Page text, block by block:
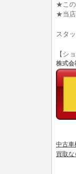
★この
★当店
スタ
【シ
株式
中古車
買取